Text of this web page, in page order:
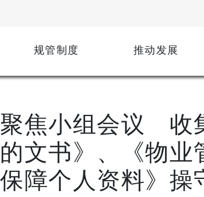
规管制度 推动发展
焦小组会议 收
文书》、《物业
障个人资料》操